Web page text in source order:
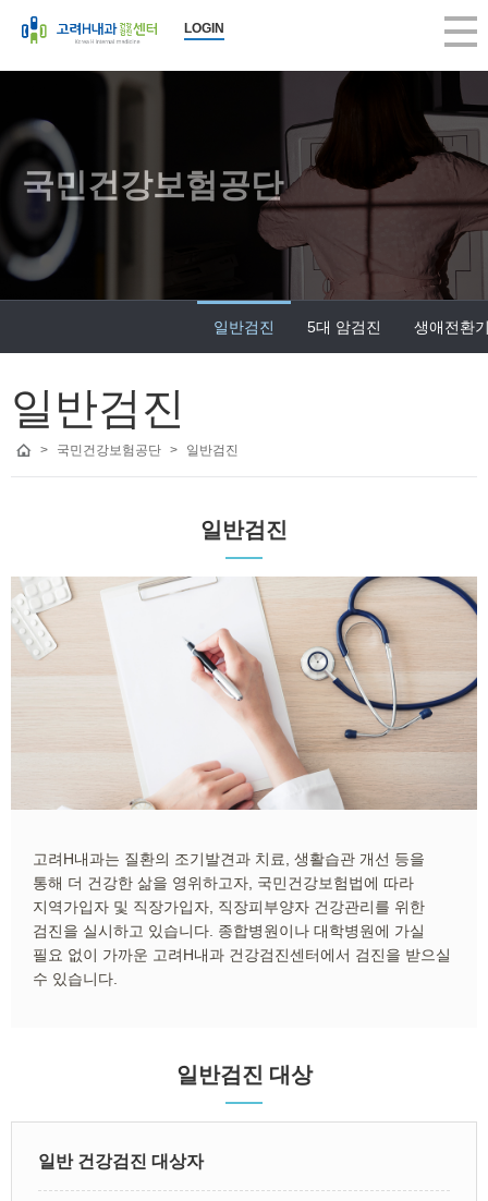
LOGIN
국민건강보험공단
일반검진 5대 암검진 생애전환
일반검진
> 국민건강보험공단 > 일반검진
일반검진
고려H내과는 질환의 조기발견과 치료, 생활습관 개선 등을
통해 더 건강한 삶을 영위하고자, 국민건강보험법에 따라
지역가입자 및 직장가입자, 직장피부양자 건강관리를 위한
검진을 실시하고 있습니다. 종합병원이나 대학병원에 가실
필요 없이 가까운 고려H내과 건강검진센터에서 검진을 받으실
수 있습니다.
일반검진 대상
일반 건강검진 대상자